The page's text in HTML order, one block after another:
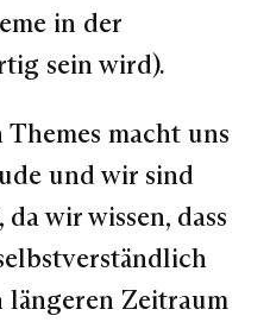
in der
sein wird).
macht uns
und wir sind
wir wissen, dass
längeren Zeitraum